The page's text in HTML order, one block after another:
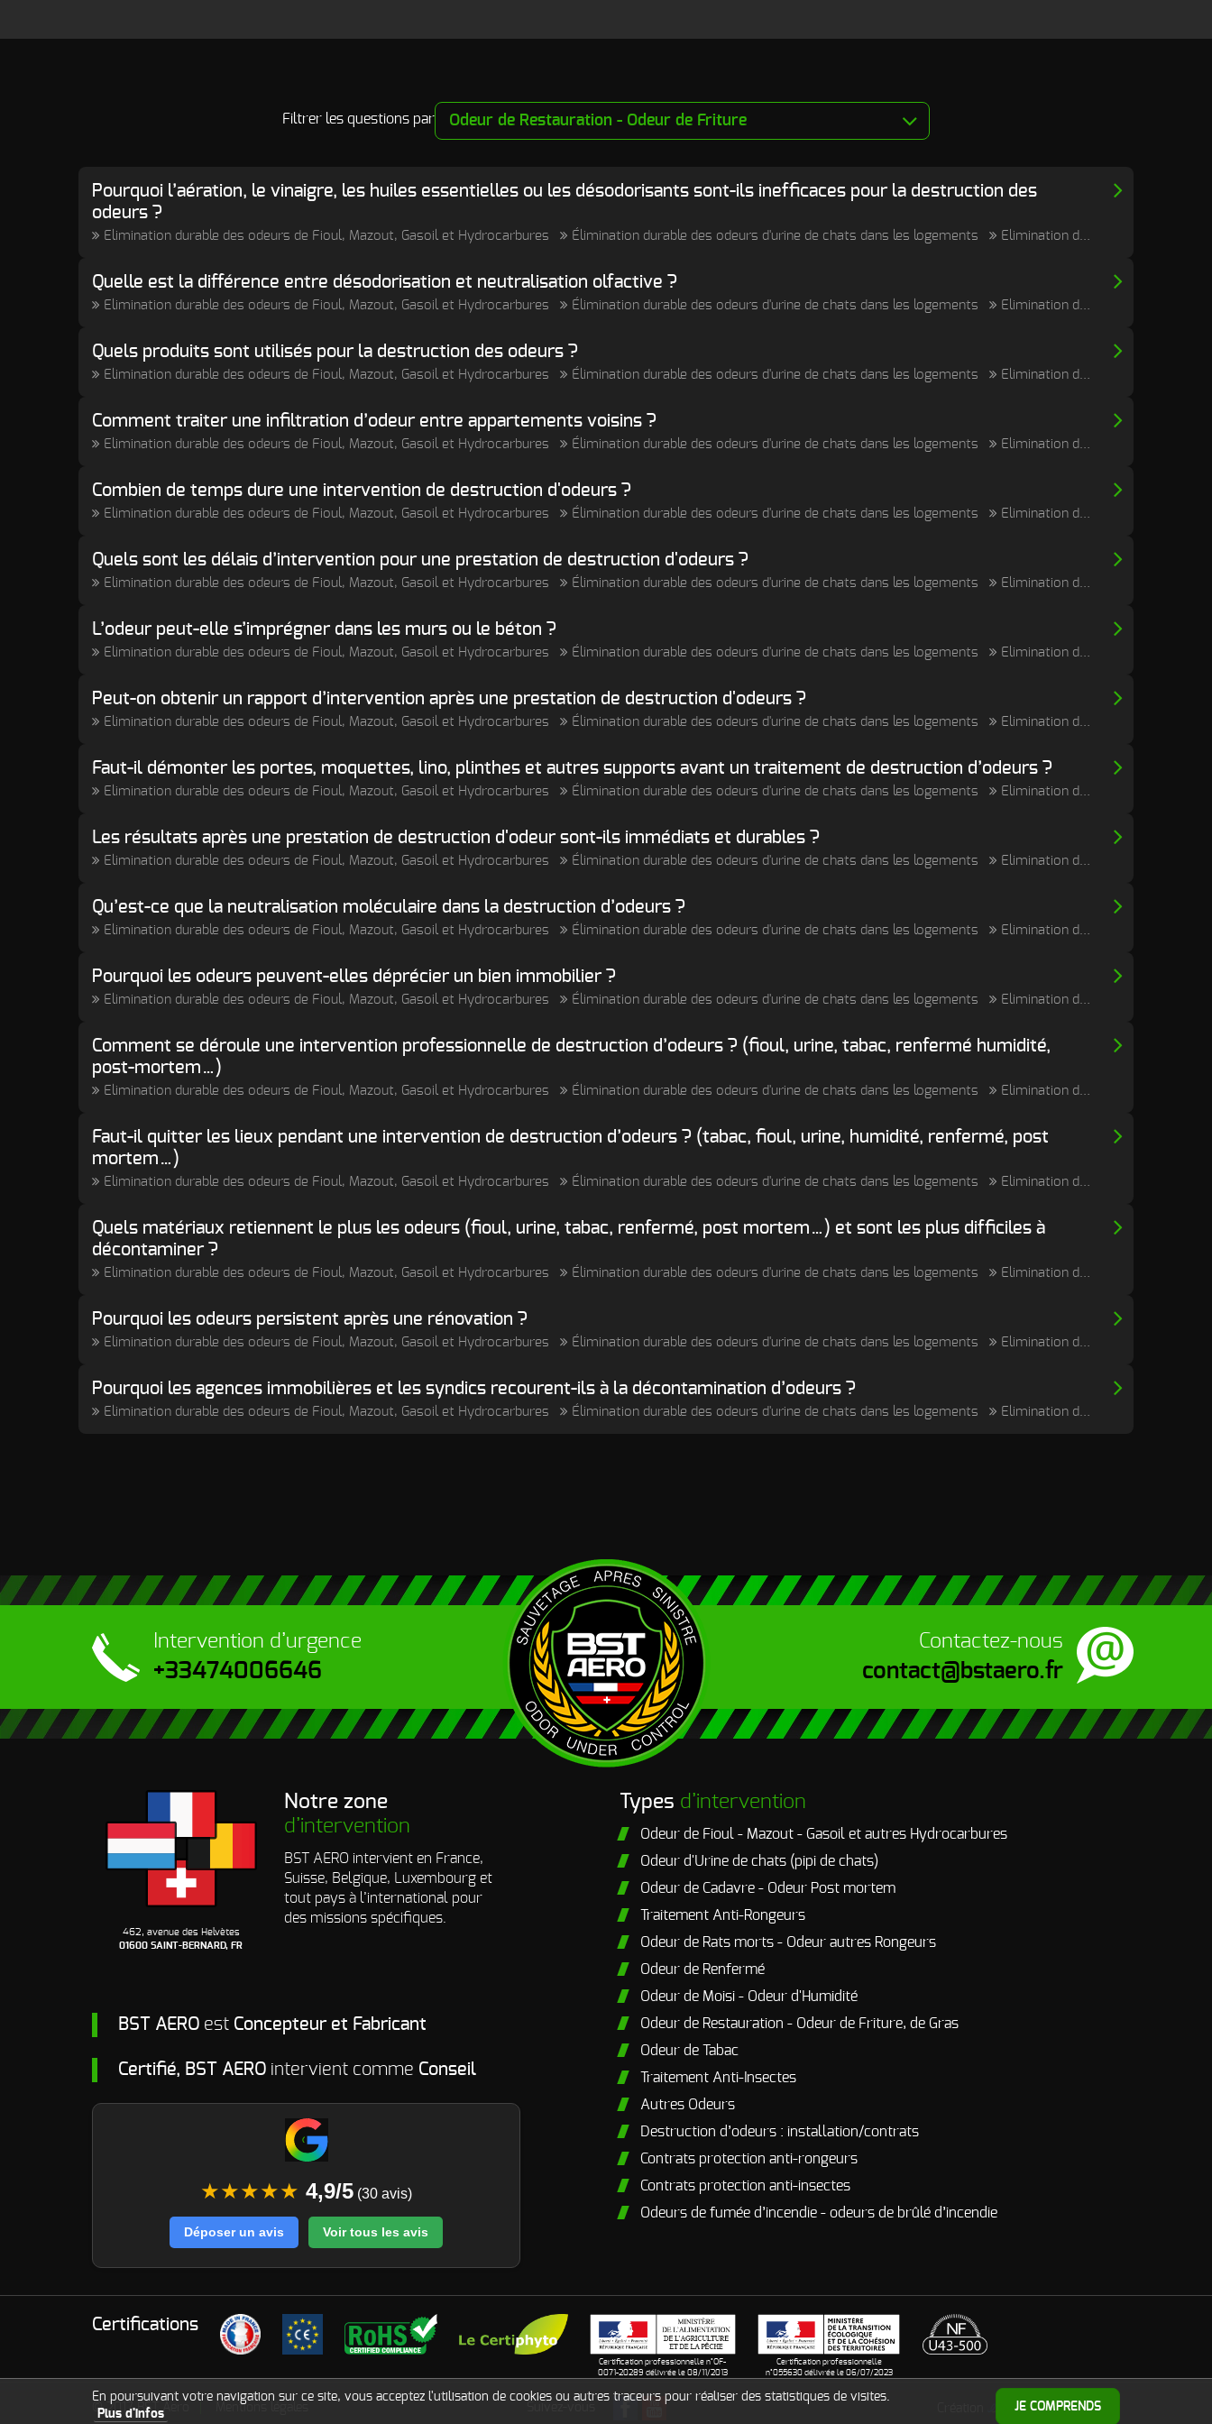
Filtrer les questions par
Pourquoi l’aération, le vinaigre, les huiles essentielles ou les désodorisants sont-ils inefficaces pour la destruction des
odeurs ?
Elimination durable des odeurs de Fioul, Mazout, Gasoil et Hydrocarbures Élimination durable des odeurs d'urine de chats dans les logements Elimination durable des odeurs de cadavre, post mortem et putréfaction
Quelle est la différence entre désodorisation et neutralisation olfactive ?
Elimination durable des odeurs de Fioul, Mazout, Gasoil et Hydrocarbures Élimination durable des odeurs d'urine de chats dans les logements Elimination durable des odeurs de cadavre, post mortem et putréfaction
Quels produits sont utilisés pour la destruction des odeurs ?
Elimination durable des odeurs de Fioul, Mazout, Gasoil et Hydrocarbures Élimination durable des odeurs d'urine de chats dans les logements Elimination durable des odeurs de cadavre, post mortem et putréfaction
Comment traiter une infiltration d’odeur entre appartements voisins ?
Elimination durable des odeurs de Fioul, Mazout, Gasoil et Hydrocarbures Élimination durable des odeurs d'urine de chats dans les logements Elimination durable des odeurs de cadavre, post mortem et putréfaction
Combien de temps dure une intervention de destruction d'odeurs ?
Elimination durable des odeurs de Fioul, Mazout, Gasoil et Hydrocarbures Élimination durable des odeurs d'urine de chats dans les logements Elimination durable des odeurs de cadavre, post mortem et putréfaction
Quels sont les délais d’intervention pour une prestation de destruction d'odeurs ?
Elimination durable des odeurs de Fioul, Mazout, Gasoil et Hydrocarbures Élimination durable des odeurs d'urine de chats dans les logements Elimination durable des odeurs de cadavre, post mortem et putréfaction
L’odeur peut-elle s’imprégner dans les murs ou le béton ?
Elimination durable des odeurs de Fioul, Mazout, Gasoil et Hydrocarbures Élimination durable des odeurs d'urine de chats dans les logements Elimination durable des odeurs de cadavre, post mortem et putréfaction
Peut-on obtenir un rapport d’intervention après une prestation de destruction d'odeurs ?
Elimination durable des odeurs de Fioul, Mazout, Gasoil et Hydrocarbures Élimination durable des odeurs d'urine de chats dans les logements Elimination durable des odeurs de cadavre, post mortem et putréfaction
Faut-il démonter les portes, moquettes, lino, plinthes et autres supports avant un traitement de destruction d’odeurs ?
Elimination durable des odeurs de Fioul, Mazout, Gasoil et Hydrocarbures Élimination durable des odeurs d'urine de chats dans les logements Elimination durable des odeurs de cadavre, post mortem et putréfaction
Les résultats après une prestation de destruction d'odeur sont-ils immédiats et durables ?
Elimination durable des odeurs de Fioul, Mazout, Gasoil et Hydrocarbures Élimination durable des odeurs d'urine de chats dans les logements Elimination durable des odeurs de cadavre, post mortem et putréfaction
Qu’est-ce que la neutralisation moléculaire dans la destruction d’odeurs ?
Elimination durable des odeurs de Fioul, Mazout, Gasoil et Hydrocarbures Élimination durable des odeurs d'urine de chats dans les logements Elimination durable des odeurs de cadavre, post mortem et putréfaction
Pourquoi les odeurs peuvent-elles déprécier un bien immobilier ?
Elimination durable des odeurs de Fioul, Mazout, Gasoil et Hydrocarbures Élimination durable des odeurs d'urine de chats dans les logements Elimination durable des odeurs de cadavre, post mortem et putréfaction
Comment se déroule une intervention professionnelle de destruction d’odeurs ? (fioul, urine, tabac, renfermé humidité,
post-mortem…)
Elimination durable des odeurs de Fioul, Mazout, Gasoil et Hydrocarbures Élimination durable des odeurs d'urine de chats dans les logements Elimination durable des odeurs de cadavre, post mortem et putréfaction
Faut-il quitter les lieux pendant une intervention de destruction d’odeurs ? (tabac, fioul, urine, humidité, renfermé, post
mortem…)
Elimination durable des odeurs de Fioul, Mazout, Gasoil et Hydrocarbures Élimination durable des odeurs d'urine de chats dans les logements Elimination durable des odeurs de cadavre, post mortem et putréfaction
Quels matériaux retiennent le plus les odeurs (fioul, urine, tabac, renfermé, post mortem…) et sont les plus difficiles à
décontaminer ?
Elimination durable des odeurs de Fioul, Mazout, Gasoil et Hydrocarbures Élimination durable des odeurs d'urine de chats dans les logements Elimination durable des odeurs de cadavre, post mortem et putréfaction
Pourquoi les odeurs persistent après une rénovation ?
Elimination durable des odeurs de Fioul, Mazout, Gasoil et Hydrocarbures Élimination durable des odeurs d'urine de chats dans les logements Elimination durable des odeurs de cadavre, post mortem et putréfaction
Pourquoi les agences immobilières et les syndics recourent-ils à la décontamination d’odeurs ?
Elimination durable des odeurs de Fioul, Mazout, Gasoil et Hydrocarbures Élimination durable des odeurs d'urine de chats dans les logements Elimination durable des odeurs de cadavre, post mortem et putréfaction
Intervention d’urgence
+33474006646
Contactez-nous
contact@bstaero.fr
462, avenue des Helvètes
01600 SAINT-BERNARD, FR
Notre zone
d’intervention
BST AERO intervient en France,
Suisse, Belgique, Luxembourg et
tout pays à l’international pour
des missions spécifiques.
BST AERO est Concepteur et Fabricant
Certifié, BST AERO intervient comme Conseil
★★★★★ 4,9/5 (30 avis)
Déposer un avis Voir tous les avis
Types d’intervention
Odeur de Fioul - Mazout - Gasoil et autres Hydrocarbures
Odeur d'Urine de chats (pipi de chats)
Odeur de Cadavre - Odeur Post mortem
Traitement Anti-Rongeurs
Odeur de Rats morts - Odeur autres Rongeurs
Odeur de Renfermé
Odeur de Moisi - Odeur d'Humidité
Odeur de Restauration - Odeur de Friture, de Gras
Odeur de Tabac
Traitement Anti-Insectes
Autres Odeurs
Destruction d’odeurs : installation/contrats
Contrats protection anti-rongeurs
Contrats protection anti-insectes
Odeurs de fumée d’incendie - odeurs de brûlé d’incendie
Certifications
Certification professionnelle n°OF-
0071-20289 délivrée le 08/11/2013
Certification professionnelle
n°055630 délivrée le 06/07/2023
© 2017BST Aero Mentions légales PMP CONCEPT
En poursuivant votre navigation sur ce site, vous acceptez l'utilisation de cookies ou autres traceurs pour réaliser des statistiques de visites.
Plus d'infos
JE COMPRENDS